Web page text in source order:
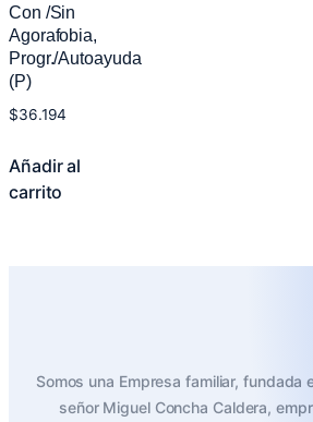
Con /Sin
Agorafobia,
Progr./Autoayuda
(P)
$36.194
Añadir al
carrito
Somos una Empresa familiar, fundada
señor Miguel Concha Caldera,